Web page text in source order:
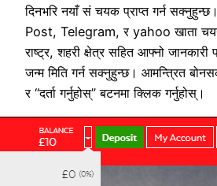
दिनभरि नयाँ संचयक प्राप्त गर्न
Post, Telegram, र yahoo खाता
राष्ट्र, शहरी क्षेत्र सहित आफ्नो जानकारी
जन्म मिति गर्न सक्नुहुन्छ। आमन्त्रित
र “दर्ता गर्नुहोस्” बटनमा क्लिक गर्नुहोस्।